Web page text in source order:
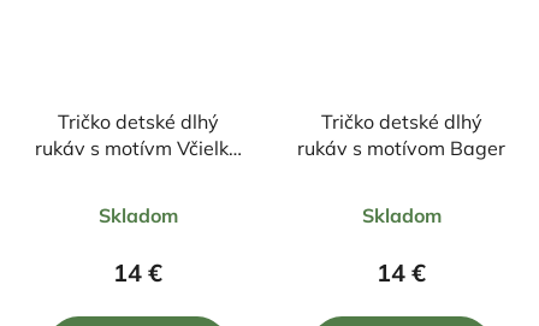
Tričko detské dlhý
rukáv s motívm Včielka
hodnotenie
produktu
Skladom
14 €
Tričko detské dlhý
rukáv s motívom Bager
hodnotenie
produktu
Skladom
14 €